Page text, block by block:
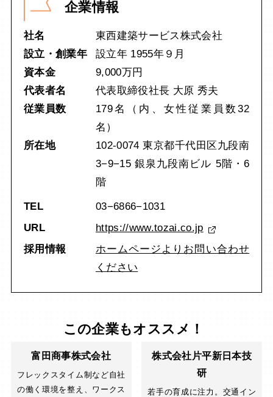
企業情報
社名
東西建築サービス株式会社
設立・創業年
設立年 1955年９月
資本金
9,000万円
代表者名
代表取締役社長 大原 秀夫
従業員数
179名（内、女性従業員数32
名）
所在地
102-0074 東京都千代田区九段南
3−9−15 銀泉九段南ビル 5階・6
階
TEL
03−6866−1031
URL
https://www.tozai.co.jp
採用情報
ホームページよりお問い合わせ
ください
この企業もオススメ！
富田商事株式会社
フレックスタイム制など自社
の働く環境を整え、ワークス
株式会社片平新日本技
研
若手の育成に注力。交通イン